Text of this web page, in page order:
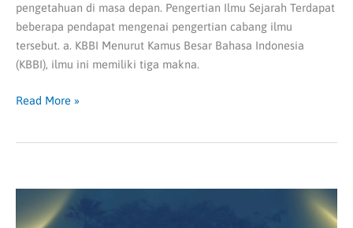
pengetahuan di masa depan. Pengertian Ilmu Sejarah Terdapat
beberapa pendapat mengenai pengertian cabang ilmu
tersebut. a. KBBI Menurut Kamus Besar Bahasa Indonesia
(KBBI), ilmu ini memiliki tiga makna.
Read More »